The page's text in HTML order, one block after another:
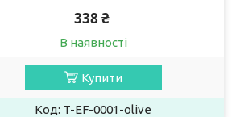
338 ₴
В наявності
Купити
T-EF-0001-olive